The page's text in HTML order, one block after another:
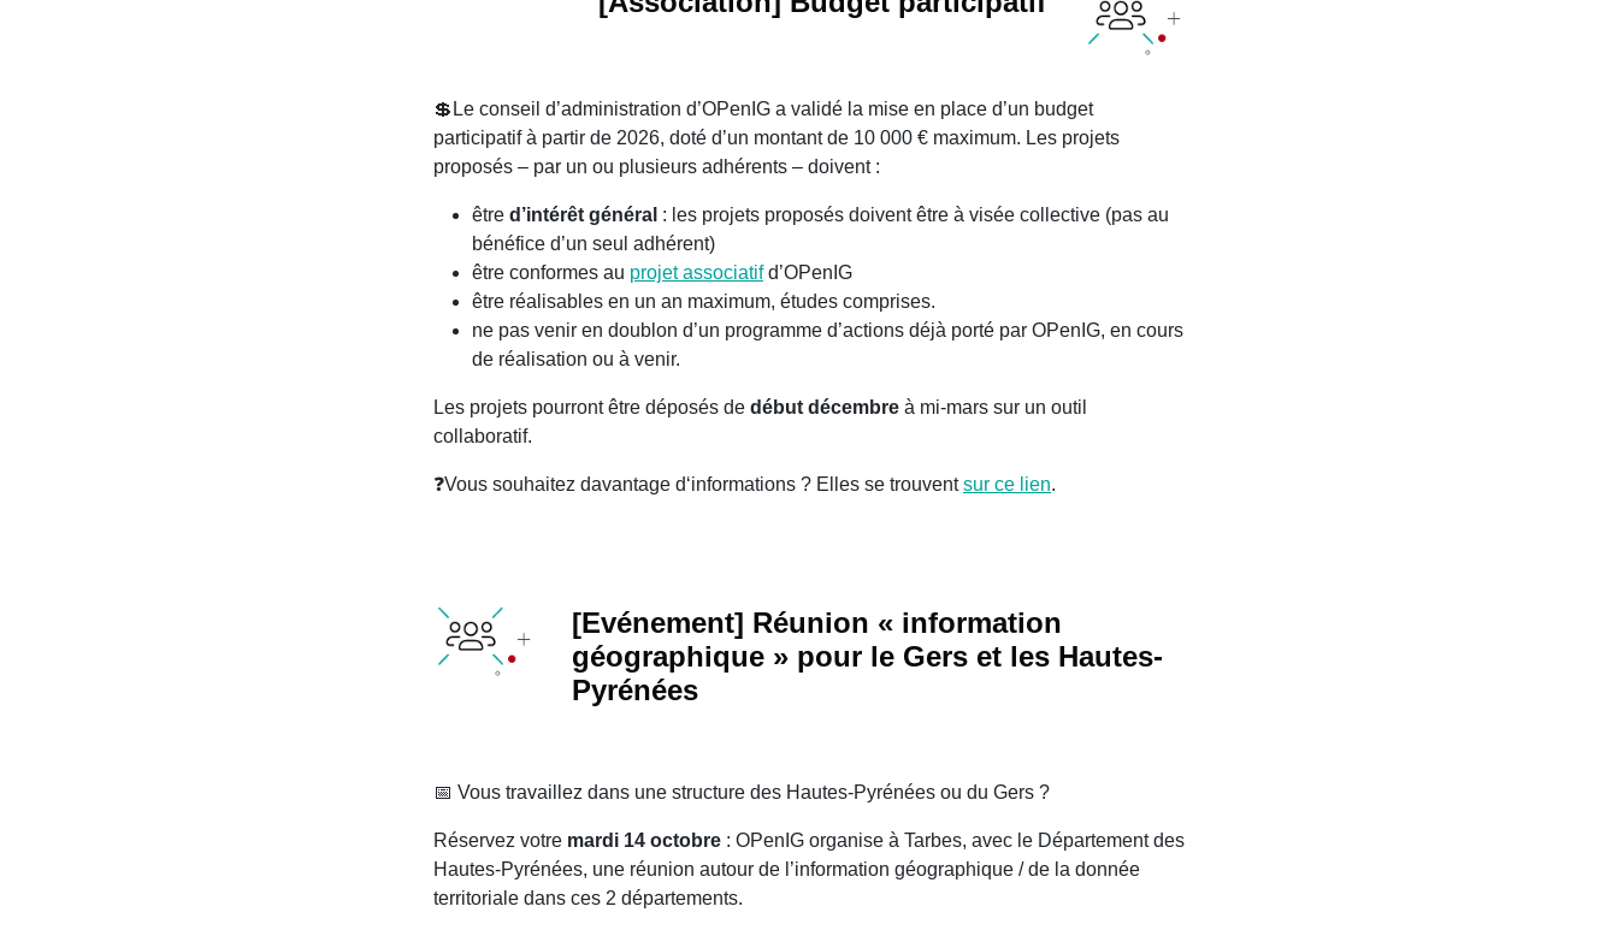
💲Le conseil d’administration d’OPenIG a validé la mise en place d’un budget
participatif à partir de 2026, doté d’un montant de 10 000 € maximum. Les projets
proposés – par un ou plusieurs adhérents – doivent :
être d’intérêt général : les projets proposés doivent être à visée collective (pas au
bénéfice d’un seul adhérent)
être conformes au projet associatifd’OPenIG
être réalisables en un an maximum, études comprises.
ne pas venir en doublon d’un programme d’actions déjà porté par OPenIG, en cours
de réalisation ou à venir.
Les projets pourront être déposés de début décembre à mi-mars sur un outil
collaboratif.
❓Vous souhaitez davantage d‘informations ? Elles se trouventsur ce lien.
[Evénement] Réunion « information
géographique » pour le Gers et les Hautes-
Pyrénées
📅 Vous travaillez dans une structure des Hautes-Pyrénées ou du Gers ?
Réservez votre mardi 14 octobre : OPenIG organise à Tarbes, avec le Département des
Hautes-Pyrénées, une réunion autour de l’information géographique / de la donnée
territoriale dans ces 2 départements.